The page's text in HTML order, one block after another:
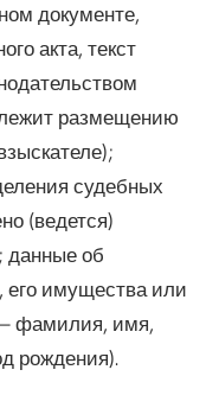
документе,
акта, текст
размещению
судебных
(ведется)
данные об
его имущества или
— фамилия, имя,
рождения).